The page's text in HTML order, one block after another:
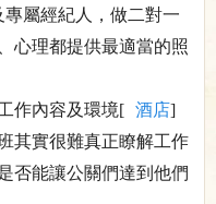
屬經紀人，做二對一
心理都提供最適當的照
作內容及環境[ 酒店]
其實很難真正瞭解工作
否能讓公關們達到他們